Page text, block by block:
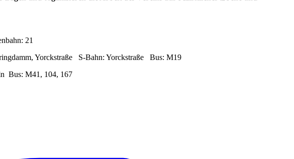
21
Yorckstraße S-Bahn: Yorckstraße Bus: M19
Bus: M41, 104, 167